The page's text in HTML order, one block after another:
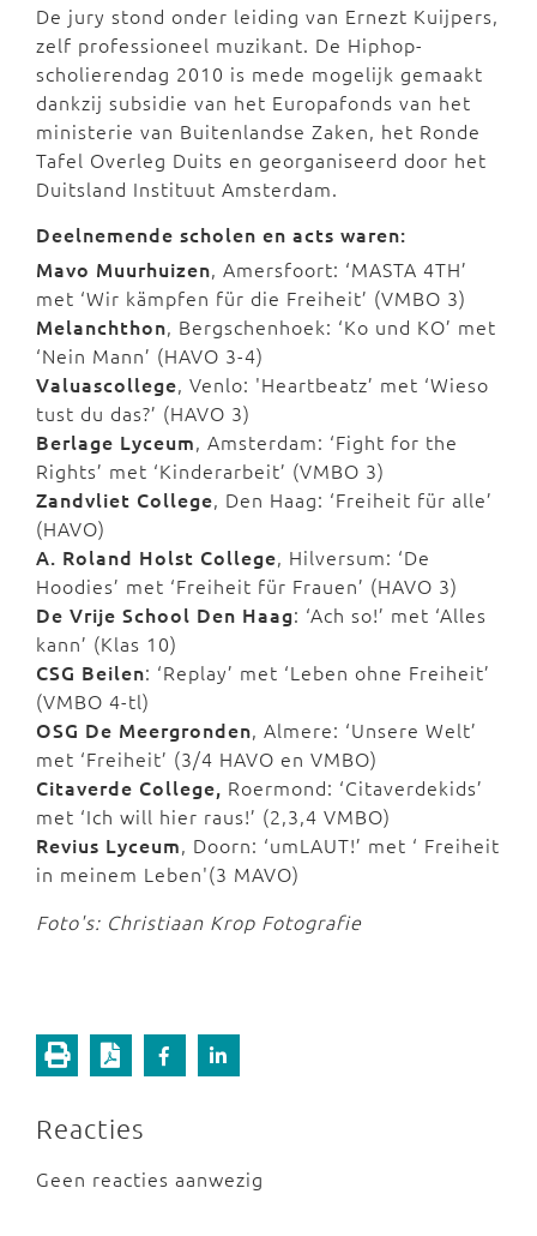
De jury stond onder leiding van Ernezt Kuijpers,
zelf professioneel muzikant. De Hiphop-
scholierendag 2010 is mede mogelijk gemaakt
dankzij subsidie van het Europafonds van het
ministerie van Buitenlandse Zaken, het Ronde
Tafel Overleg Duits en georganiseerd door het
Duitsland Instituut Amsterdam.
Deelnemende scholen en acts waren:
Mavo Muurhuizen, Amersfoort: ‘MASTA 4TH’
met ‘Wir kämpfen für die Freiheit’ (VMBO 3)
Melanchthon, Bergschenhoek: ‘Ko und KO’ met
‘Nein Mann’ (HAVO 3-4)
Valuascollege, Venlo: 'Heartbeatz’ met ‘Wieso
tust du das?’ (HAVO 3)
Berlage Lyceum, Amsterdam: ‘Fight for the
Rights’ met ‘Kinderarbeit’ (VMBO 3)
Zandvliet College, Den Haag: ‘Freiheit für alle’
(HAVO)
A. Roland Holst College, Hilversum: ‘De
Hoodies’ met ‘Freiheit für Frauen’ (HAVO 3)
De Vrije School Den Haag: ‘Ach so!’ met ‘Alles
kann’ (Klas 10)
CSG Beilen: ‘Replay’ met ‘Leben ohne Freiheit’
(VMBO 4-tl)
OSG De Meergronden, Almere: ‘Unsere Welt’
met ‘Freiheit’ (3/4 HAVO en VMBO)
Citaverde College, Roermond: ‘Citaverdekids’
met ‘Ich will hier raus!’ (2,3,4 VMBO)
Revius Lyceum, Doorn: ‘umLAUT!’ met ‘ Freiheit
in meinem Leben'(3 MAVO)
Foto's: Christiaan Krop Fotografie
Reacties
Geen reacties aanwezig